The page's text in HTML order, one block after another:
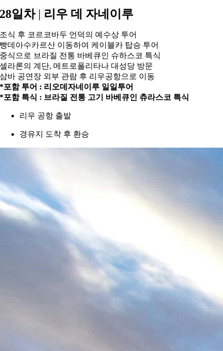
28일차 | 리우 데 자네이루
조식 후 코르코바두 언덕의 예수상 투어
빵데아수카르산 이동하여 케이블카 탑승 투어
중식으로 브라질 전통 바베큐인 슈하스코 특식
셀라론의 계단, 메트로폴리타나 대성당 방문
삼바 공연장 외부 관람 후 리우공항으로 이동
*포함 투어 : 리오데자네이루 일일투어
*포함 특식 : 브라질 전통 고기 바베큐인 츄라스코 특식
리우 공항 출발
경유지 도착 후 환승